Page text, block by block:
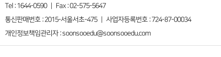
Tel : 1644-0590 ｜ Fax : 02-575-5647
통신판매번호 : 2015-서울서초-475 ｜ 사업자등록번호 : 724-87-00034
개인정보책임관리자 : soonsooedu@soonsooedu.com